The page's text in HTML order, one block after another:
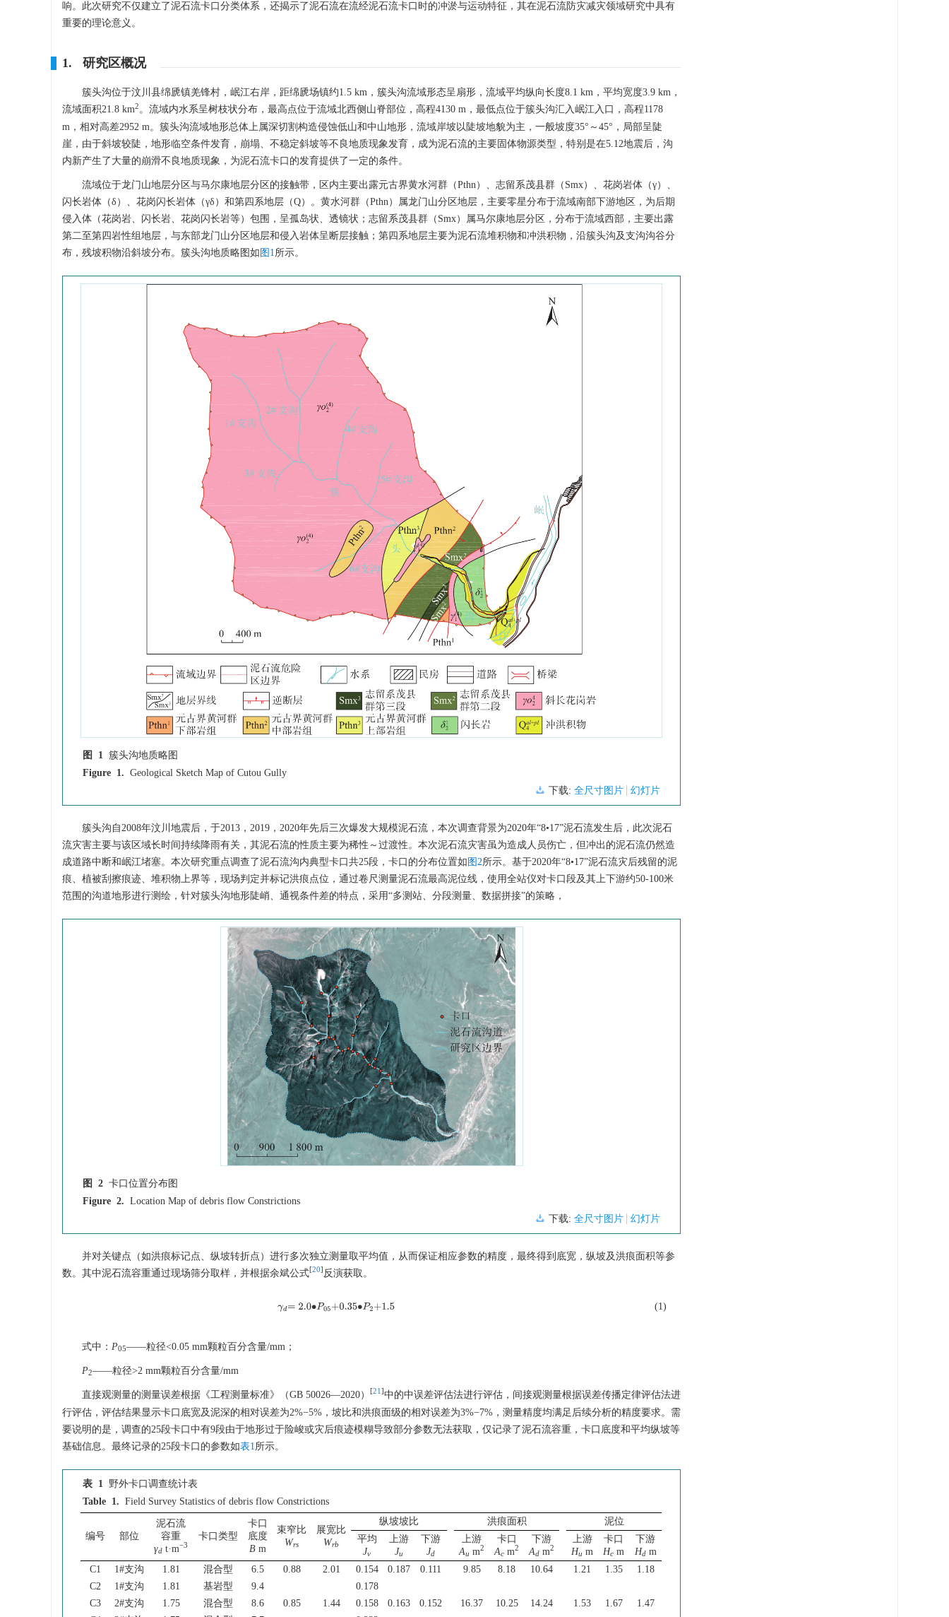
响。此次研究不仅建立了泥石流卡口分类体系，还揭示了泥石流在流经泥石流卡口时的冲淤与运动特征，其在泥石流防灾减灾领域研究中具有
重要的理论意义。
1. 研究区概况
簇头沟位于汶川县绵虒镇羌锋村，岷江右岸，距绵虒场镇约1.5 km，簇头沟流域形态呈扇形，流域平均纵向长度8.1 km，平均宽度3.9 km，
流域面积21.8 km2。流域内水系呈树枝状分布，最高点位于流域北西侧山脊部位，高程4130 m，最低点位于簇头沟汇入岷江入口，高程1178
m，相对高差2952 m。簇头沟流域地形总体上属深切割构造侵蚀低山和中山地形，流域岸坡以陡坡地貌为主，一般坡度35°～45°，局部呈陡
崖，由于斜坡较陡，地形临空条件发育，崩塌、不稳定斜坡等不良地质现象发育，成为泥石流的主要固体物源类型，特别是在5.12地震后，沟
内新产生了大量的崩滑不良地质现象，为泥石流卡口的发育提供了一定的条件。
流域位于龙门山地层分区与马尔康地层分区的接触带，区内主要出露元古界黄水河群（Pthn）、志留系茂县群（Smx）、花岗岩体（γ）、
闪长岩体（δ）、花岗闪长岩体（γδ）和第四系地层（Q）。黄水河群（Pthn）属龙门山分区地层，主要零星分布于流域南部下游地区，为后期
侵入体（花岗岩、闪长岩、花岗闪长岩等）包围，呈孤岛状、透镜状；志留系茂县群（Smx）属马尔康地层分区，分布于流域西部，主要出露
第二至第四岩性组地层，与东部龙门山分区地层和侵入岩体呈断层接触；第四系地层主要为泥石流堆积物和冲洪积物，沿簇头沟及支沟沟谷分
布，残坡积物沿斜坡分布。簇头沟地质略图如 图1所示。
图 1 簇头沟地质略图
Figure 1. Geological Sketch Map of Cutou Gully
下载: 全尺寸图片 幻灯片
簇头沟自2008年汶川地震后，于2013，2019，2020年先后三次爆发大规模泥石流，本次调查背景为2020年“8•17”泥石流发生后，此次泥石
流灾害主要与该区域长时间持续降雨有关，其泥石流的性质主要为稀性～过渡性。本次泥石流灾害虽为造成人员伤亡，但冲出的泥石流仍然造
成道路中断和岷江堵塞。本次研究重点调查了泥石流沟内典型卡口共25段，卡口的分布位置如 图2所示。基于2020年“8•17”泥石流灾后残留的泥
痕、植被刮擦痕迹、堆积物上界等，现场判定并标记洪痕点位，通过卷尺测量泥石流最高泥位线，使用全站仪对卡口段及其上下游约50-100米
范围的沟道地形进行测绘，针对簇头沟地形陡峭、通视条件差的特点，采用“多测站、分段测量、数据拼接”的策略，
图 2 卡口位置分布图
Figure 2. Location Map of debris flow Constrictions
下载: 全尺寸图片 幻灯片
并对关键点（如洪痕标记点、纵坡转折点）进行多次独立测量取平均值，从而保证相应参数的精度，最终得到底宽，纵坡及洪痕面积等参
数。其中泥石流容重通过现场筛分取样，并根据余斌公式[20] 反演获取。
(1)
式中： P05——粒径<0.05 mm颗粒百分含量/mm；
P2——粒径>2 mm颗粒百分含量/mm
直接观测量的测量误差根据《工程测量标准》（GB 50026—2020） [21]中的中误差评估法进行评估，间接观测量根据误差传播定律评估法进
行评估，评估结果显示卡口底宽及泥深的相对误差为2%−5%，坡比和洪痕面级的相对误差为3%−7%，测量精度均满足后续分析的精度要求。需
要说明的是，调查的25段卡口中有9段由于地形过于险峻或灾后痕迹模糊导致部分参数无法获取，仅记录了泥石流容重，卡口底度和平均纵坡等
基础信息。最终记录的25段卡口的参数如表1 所示。
表 1
野外卡口调查统计表
Table 1. Field Survey Statistics of debris flow Constrictions
编号 部位
泥石流
容重
γd t·m−3
卡口类型
卡口
底度
Bm
束窄比
Wrs
展宽比
Wrb
纵坡坡比 洪痕面积
泥位
平均
Jv
上游
Ju
下游
Jd
上游
Au m2
卡口
Ac m2
下游
Ad m2
上游
Hu m
卡口
Hc m
下游
Hdm
C1
1#支沟 1.81 混合型 6.5 0.88 2.01 0.154 0.187 0.111 9.85 8.18 10.64 1.21 1.35
1.18
C2
1#支沟 1.81 基岩型 9.4
0.178
C3
2#支沟 1.75 混合型 8.6 0.85 1.44 0.158 0.163 0.152 16.37 10.25 14.24 1.53 1.67
1.47